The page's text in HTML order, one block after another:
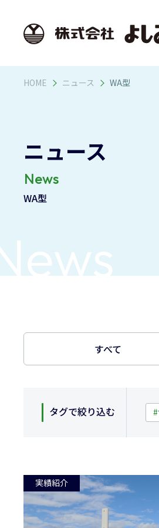
HOME ニュース WA型
ニュース
News
WA型
すべて
タグで絞り込む #
実績紹介